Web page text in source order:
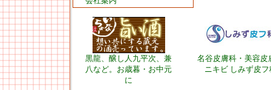
黒龍、醸し人九平次、兼
八など。お歳暮・お中元
に
名谷皮膚科・美容皮
ニキビ しみず皮フ